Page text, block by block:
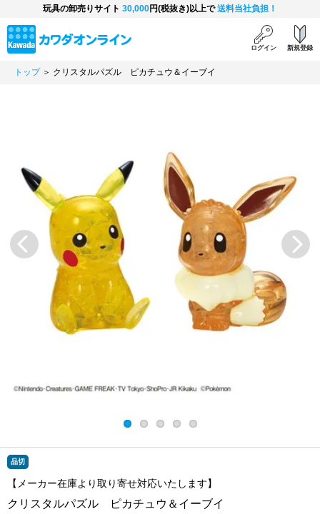
玩具の卸売りサイト 30,000円(税抜き)以上で送料当社負担！
ログイン 新規登録
トップ＞ クリスタルパズル ピカチュウ＆イーブイ
品切
【メーカー在庫より取り寄せ対応いたします】
クリスタルパズル ピカチュウ＆イーブイ